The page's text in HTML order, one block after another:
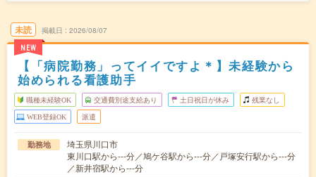
未読
NEW
掲載日 2026/08/07
【「病院勤務」ってイイですよ＊】未経験から
始められる看護助手
職種未経験OK 交通費別途支給あり 土日祝日が休み 残業なし
WEB登録OK 派遣
勤務地
埼玉県川口市
東川口駅から---分／鳩ケ谷駅から---分／戸塚安行駅から---分
／新井宿駅から---分